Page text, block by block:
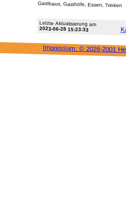
Gasthaus, Gasthöfe, Essen, Trinken
Letzte Aktu­alisie­rung am
2023-06-28 15:23:33
Impressum: © 2026-2001